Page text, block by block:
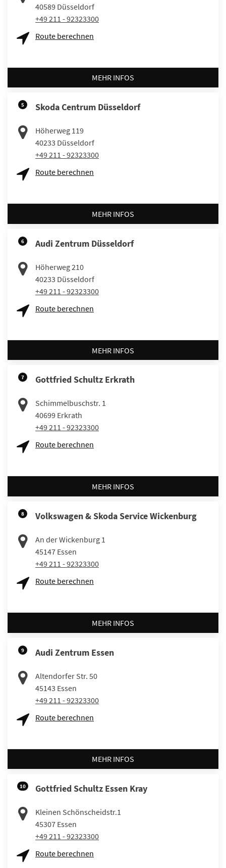
40589 Düsseldorf
+49 211 - 92323300
Route berechnen
MEHR INFOS
5 Skoda Centrum Düsseldorf
Höherweg 119
40233 Düsseldorf
+49 211 - 92323300
Route berechnen
MEHR INFOS
6 Audi Zentrum Düsseldorf
Höherweg 210
40233 Düsseldorf
+49 211 - 92323300
Route berechnen
MEHR INFOS
7 Gottfried Schultz Erkrath
Schimmelbuschstr. 1
40699 Erkrath
+49 211 - 92323300
Route berechnen
MEHR INFOS
8 Volkswagen & Skoda Service Wickenburg
An der Wickenburg 1
45147 Essen
+49 211 - 92323300
Route berechnen
MEHR INFOS
9 Audi Zentrum Essen
Altendorfer Str. 50
45143 Essen
+49 211 - 92323300
Route berechnen
MEHR INFOS
10 Gottfried Schultz Essen Kray
Kleinen Schönscheidstr.1
45307 Essen
+49 211 - 92323300
Route berechnen